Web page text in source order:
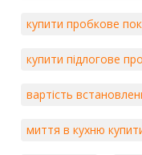
продовжує радувати
купити пробкове
купити підлогове
вартість
миття в кухню